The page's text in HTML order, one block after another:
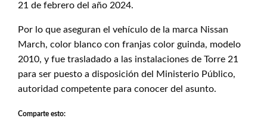
21 de febrero del año 2024.
Por lo que aseguran el vehículo de la marca Nissan
March, color blanco con franjas color guinda, modelo
2010, y fue trasladado a las instalaciones de Torre 21
para ser puesto a disposición del Ministerio Público,
autoridad competente para conocer del asunto.
Comparte esto: